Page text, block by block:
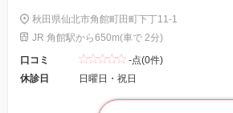
秋田県仙北市角館町田町下丁11-1
JR 角館駅から650m(車で 2分)
口コミ
-点(0件)
休診日
日曜日・祝日